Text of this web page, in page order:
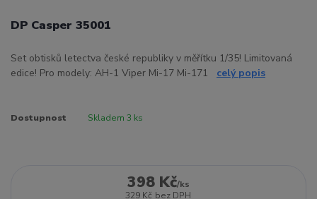
DP Casper 35001
Set obtisků letectva české republiky v měřítku 1/35! Limitovaná
edice! Pro modely: AH-1 Viper Mi-17 Mi-171 celý popis
Dostupnost Skladem 3 ks
398 Kč/ks
329 Kč bez DPH